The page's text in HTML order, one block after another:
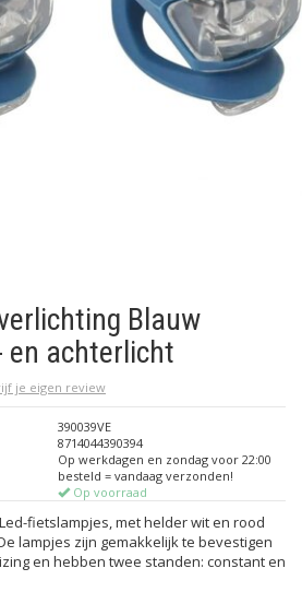
Blauw
en achterlicht
je eigen review
390039VE
8714044390394
Op werkdagen en zondag voor 22:00
besteld = vandaag verzonden!
Op voorraad
fietslampjes, met helder wit en rood
lampjes zijn gemakkelijk te bevestigen
en hebben twee standen: constant en